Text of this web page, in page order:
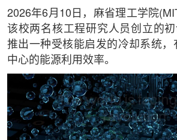
2026年6月10日，麻省理工学院
该校两名核工程研究人员创立的
推出一种受核能启发的冷却系统，
中心的能源利用效率。